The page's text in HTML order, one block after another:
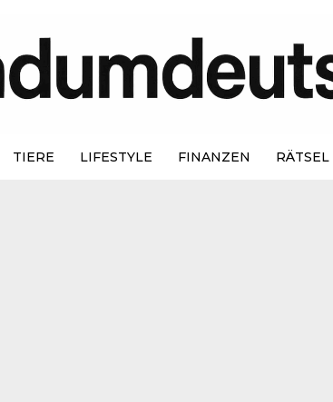
TIERE LIFESTYLE FINANZEN RÄTSEL